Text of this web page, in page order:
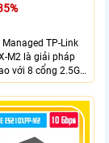
TP-Link
M2 là giải pháp
với 8 cổng 2.5GE
đáp ứng nhu
liệu lớn sở hữu
mạch 80Gbps
59.52Mpps
ổn định cho